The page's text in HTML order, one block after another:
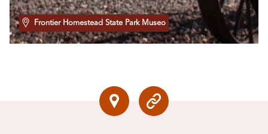
Frontier Homestead State Park Museo